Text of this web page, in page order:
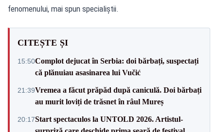
fenomenului, mai spun specialiștii.
CITEȘTE ȘI
15:50Complot dejucat în Serbia: doi bărbați, suspectați
că plănuiau asasinarea lui Vučić
21:39Vremea a făcut prăpăd după caniculă. Doi bărbați
au murit loviți de trăsnet în râul Mureș
20:17Start spectaculos la UNTOLD 2026. Artistul-